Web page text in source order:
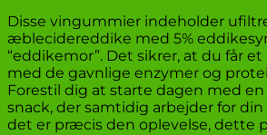
Disse vingummier indeholder
æblecidereddike med 5%
“eddikemor”. Det sikrer, at du får
med de gavnlige enzymer og
Forestil dig at starte dagen med
snack, der samtidig arbejder for
det er præcis den oplevelse, dette